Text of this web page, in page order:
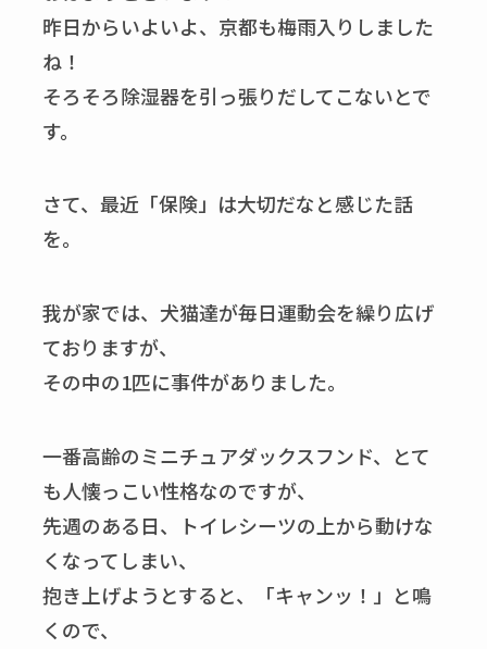
昨日からいよいよ、京都も梅雨入りしました
ね！
そろそろ除湿器を引っ張りだしてこないとで
す。
さて、最近「保険」は大切だなと感じた話
を。
我が家では、犬猫達が毎日運動会を繰り広げ
ておりますが、
その中の1匹に事件がありました。
一番高齢のミニチュアダックスフンド、とて
も人懐っこい性格なのですが、
先週のある日、トイレシーツの上から動けな
くなってしまい、
抱き上げようとすると、「キャンッ！」と鳴
くので、